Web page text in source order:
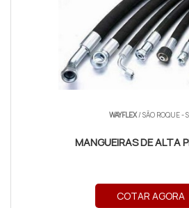
WAYFLEX/ SÃO ROQUE -
MANGUEIRAS DE ALTA
COTAR AGORA